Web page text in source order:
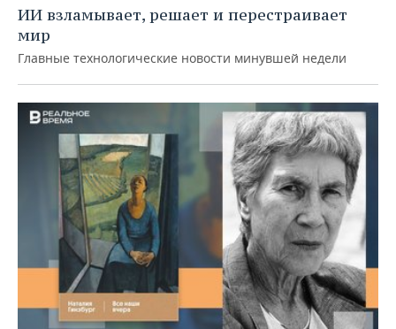
ИИ взламывает, решает и перестраивает
мир
Главные технологические новости минувшей недели